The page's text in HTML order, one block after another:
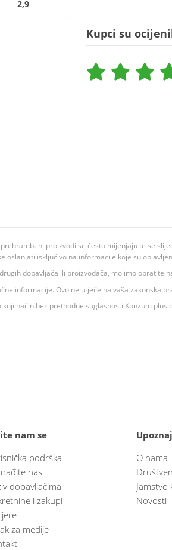
2,9
Kupci su
proizvodi se često mijenjaju te se
isključivo na informacije koje su
dobavljača ili proizvođača, molimo obratite
informacije. Ovo ne utječe na vaša zakonska
način bez prethodne suglasnosti Konzum plus
nam se
podrška
nas
dobavljačima
i zakupi
za medije
O nama
Jamstvo
Novosti